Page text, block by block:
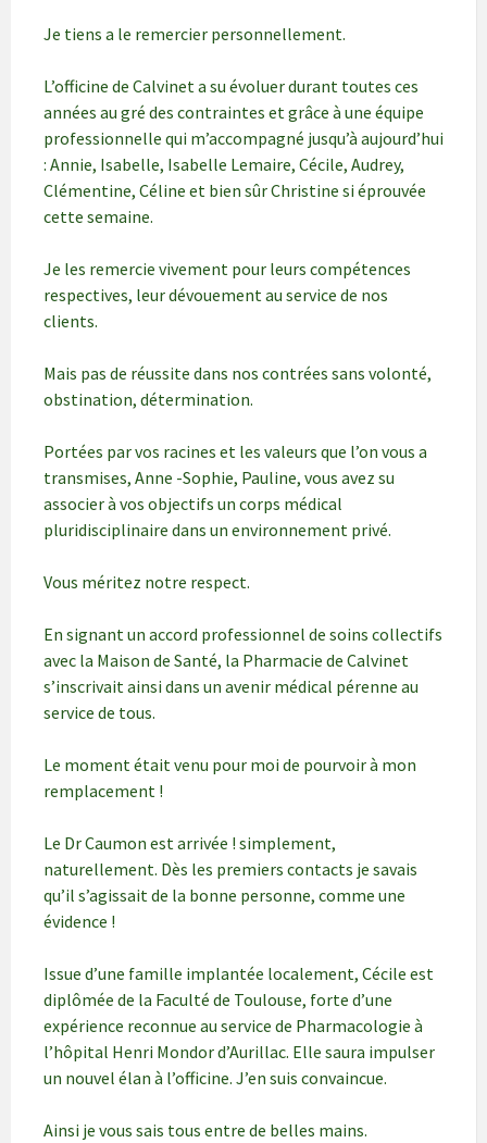
Je tiens a le remercier personnellement.
L’officine de Calvinet a su évoluer durant toutes ces
années au gré des contraintes et grâce à une équipe
professionnelle qui m’accompagné jusqu’à aujourd’hui
: Annie, Isabelle, Isabelle Lemaire, Cécile, Audrey,
Clémentine, Céline et bien sûr Christine si éprouvée
cette semaine.
Je les remercie vivement pour leurs compétences
respectives, leur dévouement au service de nos
clients.
Mais pas de réussite dans nos contrées sans volonté,
obstination, détermination.
Portées par vos racines et les valeurs que l’on vous a
transmises, Anne -Sophie, Pauline, vous avez su
associer à vos objectifs un corps médical
pluridisciplinaire dans un environnement privé.
Vous méritez notre respect.
En signant un accord professionnel de soins collectifs
avec la Maison de Santé, la Pharmacie de Calvinet
s’inscrivait ainsi dans un avenir médical pérenne au
service de tous.
Le moment était venu pour moi de pourvoir à mon
remplacement !
Le Dr Caumon est arrivée ! simplement,
naturellement. Dès les premiers contacts je savais
qu’il s’agissait de la bonne personne, comme une
évidence !
Issue d’une famille implantée localement, Cécile est
diplômée de la Faculté de Toulouse, forte d’une
expérience reconnue au service de Pharmacologie à
l’hôpital Henri Mondor d’Aurillac. Elle saura impulser
un nouvel élan à l’officine. J’en suis convaincue.
Ainsi je vous sais tous entre de belles mains.